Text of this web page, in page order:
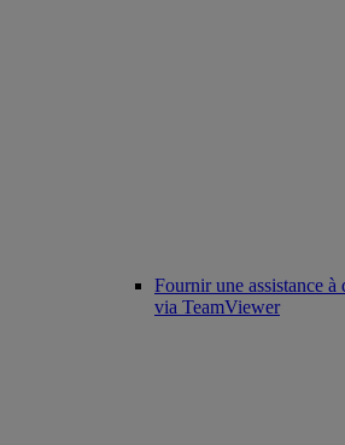
Fournir une assistance à
via TeamViewer